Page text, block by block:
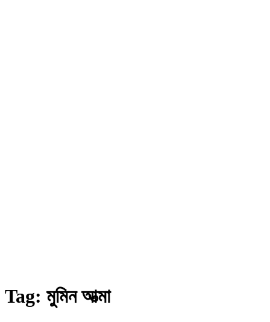
Tag: মুমিন আত্মা